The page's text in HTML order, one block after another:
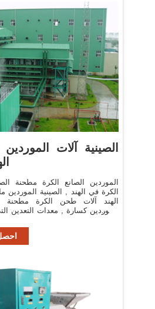
الصينية آلات
الموردين الصانع الكرة مطحنة
الكرة في الهند , الصينية
الهند آلات طحن الكرة مطحنة
الموردين كسارة , معدات التعدين